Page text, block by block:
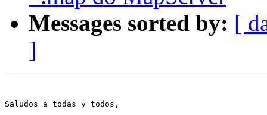
Messages sorted by: [
]
Saludos a todas y todos,